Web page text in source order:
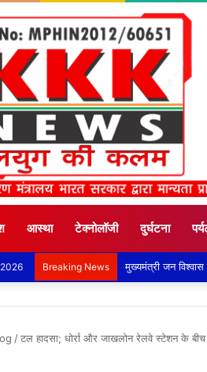
आस्था टेक्नोलॉजी दुर्घटना
Breaking News
/टल हादसा; धोर्रा और जाखलोन रेलवे स्टेशन के